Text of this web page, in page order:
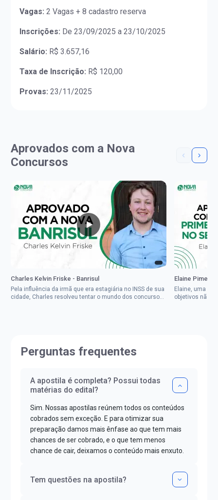
Vagas: 2 Vagas + 8 cadastro reserva
Inscrições: De 23/09/2025 a 23/10/2025
Salário: R$ 3.657,16
Taxa de Inscrição: R$ 120,00
Provas: 23/11/2025
Aprovados com a Nova
Concursos
Charles Kelvin Friske - Banrisul
Pela influência da irmã que era estagiária no INSS de sua
cidade, Charles resolveu tentar o mundo dos concursos
Elaine
Elaine, uma
objetivos não
Perguntas frequentes
A apostila é completa? Possui todas
matérias do edital?
Sim. Nossas apostilas reúnem todos os conteúdos
cobrados sem exceção. E para otimizar sua
preparação damos mais ênfase ao que tem mais
chances de ser cobrado, e o que tem menos
chance de cair, deixamos o conteúdo mais enxuto.
Tem questões na apostila?